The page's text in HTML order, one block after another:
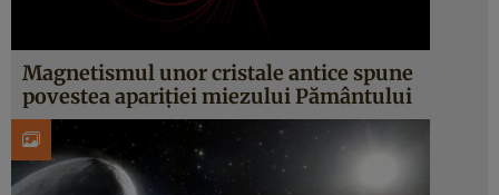
Magnetismul unor cristale antice spune
povestea apariției miezului Pământului